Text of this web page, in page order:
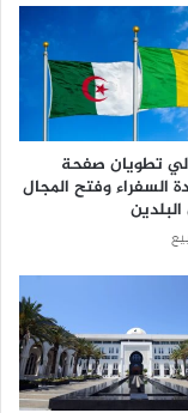
تطويان صفحة
السفراء وفتح المجال